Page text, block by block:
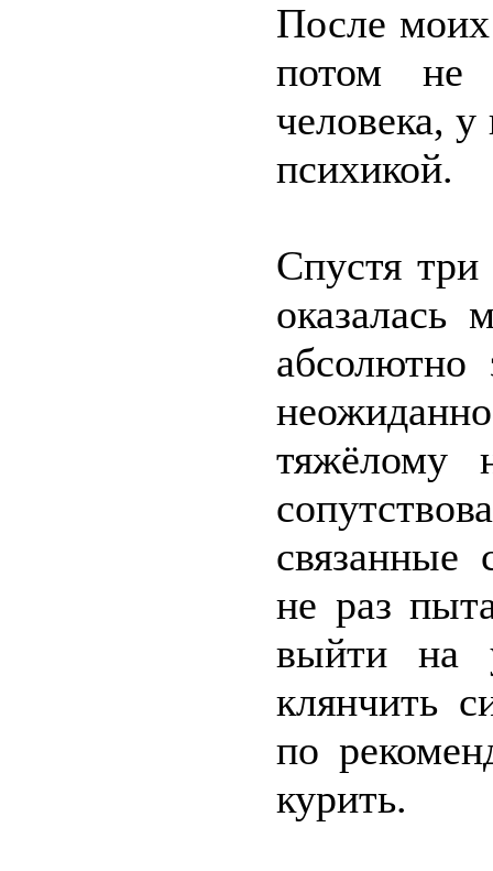
После
потом не
человека,
психикой.
Спустя три
абсолютно
тяжёлому
не раз
выйти на
клянчить
по
курить.